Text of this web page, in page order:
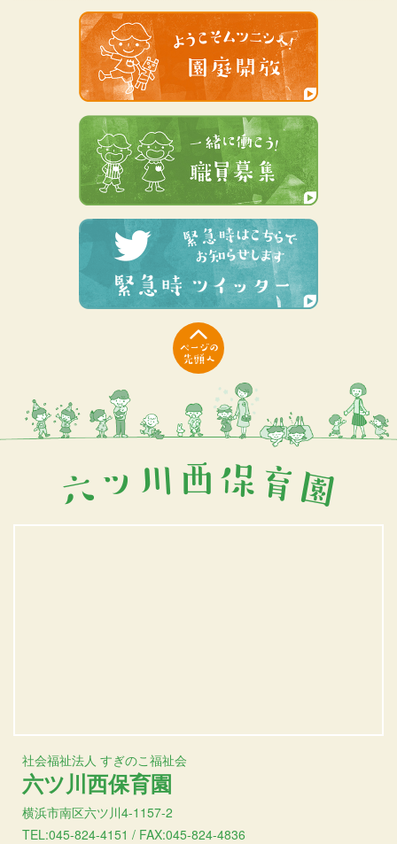
社会福祉法人 すぎのこ福祉会
六ツ川西保育園
横浜市南区六ツ川4-1157-2
TEL:045-824-4151 / FAX:045-824-4836